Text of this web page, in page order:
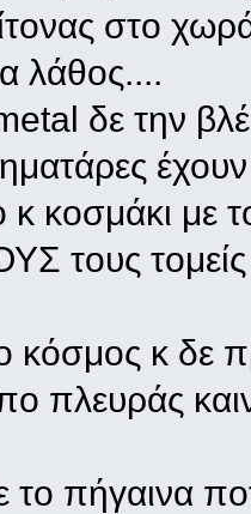
στο
λάθος....
δε την
έχουν
κοσμάκι με
τους τομείς
κόσμος κ δε
πλευράς
πήγαινα